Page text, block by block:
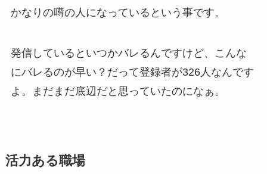
かなりの噂の人になっているという事です。
発信しているといつかバレるんですけど、こんな
にバレるのが早い？だって登録者が326人なんです
よ。まだまだ底辺だと思っていたのになぁ。
活力ある職場